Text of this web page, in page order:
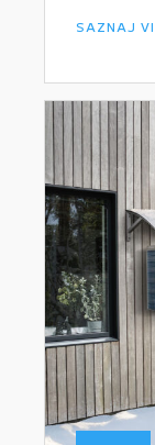
SAZNAJ